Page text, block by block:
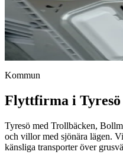
Kommun
Flyttfirma i Tyresö
Tyresö med Trollbäcken,
och villor med sjönära lägen.
känsliga transporter över